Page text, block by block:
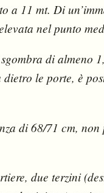
a 11 mt. Di
nel punto
di almeno
le porte, è
di 68/71 cm, non
due terzini